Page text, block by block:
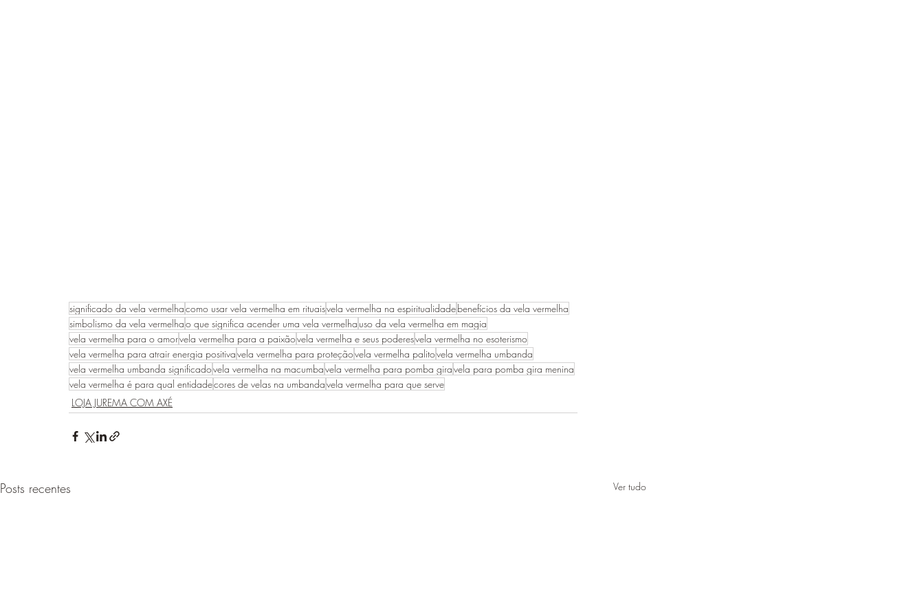
significado da vela vermelhacomo usar vela vermelha em rituaisvela vermelha na espiritualidadebenefícios da vela vermelha
simbolismo da vela vermelhao que significa acender uma vela vermelha uso da vela vermelha em magia
vela vermelha para o amorvela vermelha para a paixãovela vermelha e seus poderesvela vermelha no esoterismo
vela vermelha para atrair energia positivavela vermelha para proteçãovela vermelha palitovela vermelha umbanda
vela vermelha umbanda significadovela vermelha na macumbavela vermelha para pomba giravela para pomba gira menina
vela vermelha é para qual entidadecores de velas na umbandavela vermelha para que serve
LOJA JUREMA COM AXÉ
Posts recentes Ver tudo